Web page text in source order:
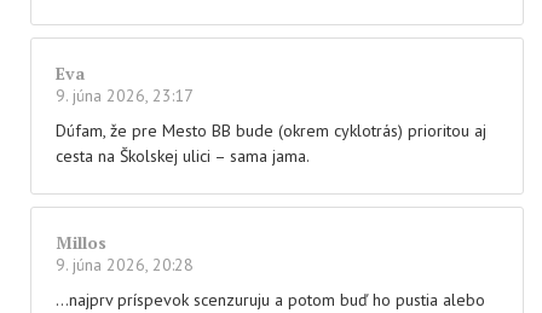
Eva
9. júna 2026, 23:17
Dúfam, že pre Mesto BB bude (okrem cyklotrás) prioritou aj
cesta na Školskej ulici – sama jama.
Millos
9. júna 2026, 20:28
…najprv príspevok scenzuruju a potom buď ho pustia alebo